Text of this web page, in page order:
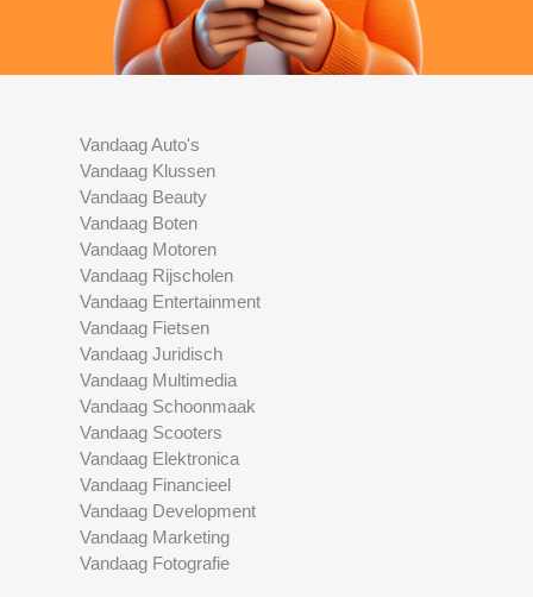
Vandaag Auto's
Vandaag Klussen
Vandaag Beauty
Vandaag Boten
Vandaag Motoren
Vandaag Rijscholen
Vandaag Entertainment
Vandaag Fietsen
Vandaag Juridisch
Vandaag Multimedia
Vandaag Schoonmaak
Vandaag Scooters
Vandaag Elektronica
Vandaag Financieel
Vandaag Development
Vandaag Marketing
Vandaag Fotografie